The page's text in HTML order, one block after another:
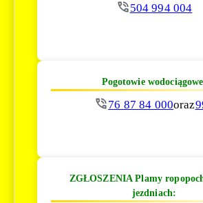
504 994 004
Pogotowie
76 87 84 000oraz
ZGŁOSZENIA Plamy
jezdniach: